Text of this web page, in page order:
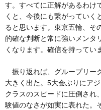
す。すべてに正解があるわけ
くと、今後にも繋がっていく
ると思います。東京五輪、そ
的確な判断と常に強いメンタ
くなります。確信を持ってい
振り返れば、グループリー
大きく出た。5大会ぶりにア
クラスのスピードに圧倒され
験値のなさが如実に表れた。